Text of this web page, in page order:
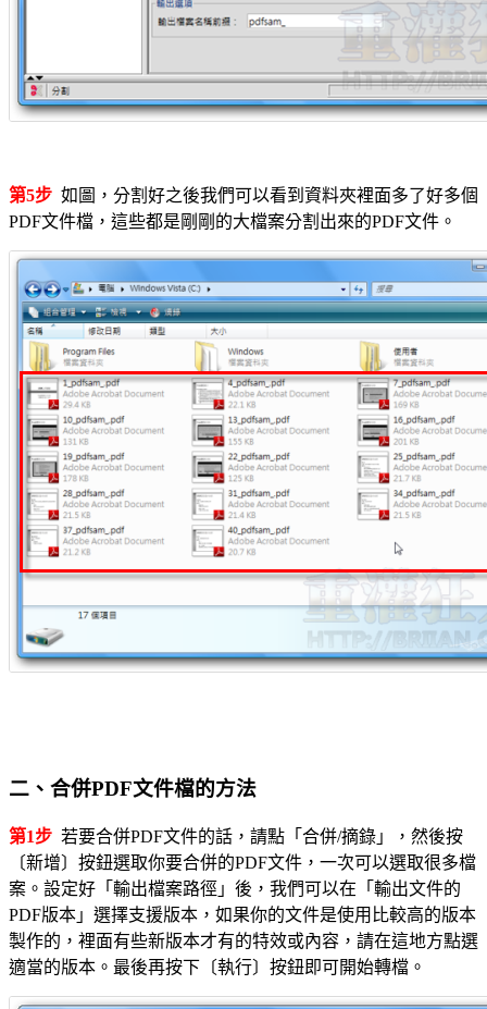
第5步 如圖，分割好之後我們可以看到資料夾裡面多了好多個
PDF文件檔，這些都是剛剛的大檔案分割出來的PDF文件。
二、合併PDF文件檔的方法
第1步 若要合併PDF文件的話，請點「合併/摘錄」，然後按
〔新增〕按鈕選取你要合併的PDF文件，一次可以選取很多檔
案。設定好「輸出檔案路徑」後，我們可以在「輸出文件的
PDF版本」選擇支援版本，如果你的文件是使用比較高的版本
製作的，裡面有些新版本才有的特效或內容，請在這地方點選
適當的版本。最後再按下〔執行〕按鈕即可開始轉檔。